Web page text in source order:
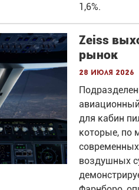
1,6%.
Zeiss
рынок
28 июля 2026
для кабин
которые, по
воздушных